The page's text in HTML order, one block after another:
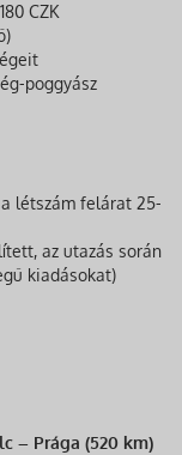
CZK
poggyász
létszám felárat 25-
az utazás során
kiadásokat)
– Prága (520 km)